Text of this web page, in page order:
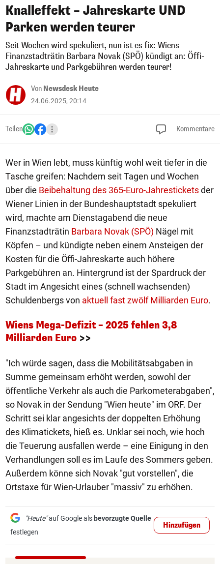
Knalleffekt – Jahreskarte UND
Parken werden teurer
Seit Wochen wird spekuliert, nun ist es fix: Wiens
Finanzstadträtin Barbara Novak (SPÖ) kündigt an: Öffi-
Jahreskarte und Parkgebühren werden teurer!
Von Newsdesk Heute
24.06.2025, 20:14
Teilen Kommentare
Wer in Wien lebt, muss künftig wohl weit tiefer in die
Tasche greifen: Nachdem seit Tagen und Wochen
über die Beibehaltung des 365-Euro-Jahresticketsder
Wiener Linien in der Bundeshauptstadt spekuliert
wird, machte am Dienstagabend die neue
Finanzstadträtin Barbara Novak (SPÖ) Nägel mit
Köpfen – und kündigte neben einem Ansteigen der
Kosten für die Öffi-Jahreskarte auch höhere
Parkgebühren an. Hintergrund ist der Spardruck der
Stadt im Angesicht eines (schnell wachsenden)
Schuldenbergs von aktuell fast zwölf Milliarden Euro.
Wiens Mega-Defizit – 2025 fehlen 3,8
Milliarden Euro >>
"Ich würde sagen, dass die Mobilitätsabgaben in
Summe gemeinsam erhöht werden, sowohl der
öffentliche Verkehr als auch die Parkometerabgaben",
so Novak in der Sendung "Wien heute" im ORF. Der
Schritt sei klar angesichts der doppelten Erhöhung
des Klimatickets, hieß es. Unklar sei noch, wie hoch
die Teuerung ausfallen werde – eine Einigung in den
Verhandlungen soll es im Laufe des Sommers geben.
Außerdem könne sich Novak "gut vorstellen", die
Ortstaxe für Wien-Urlauber "massiv" zu erhöhen.
"Heute"auf Google als bevorzugte Quelle
festlegen
Hinzufügen